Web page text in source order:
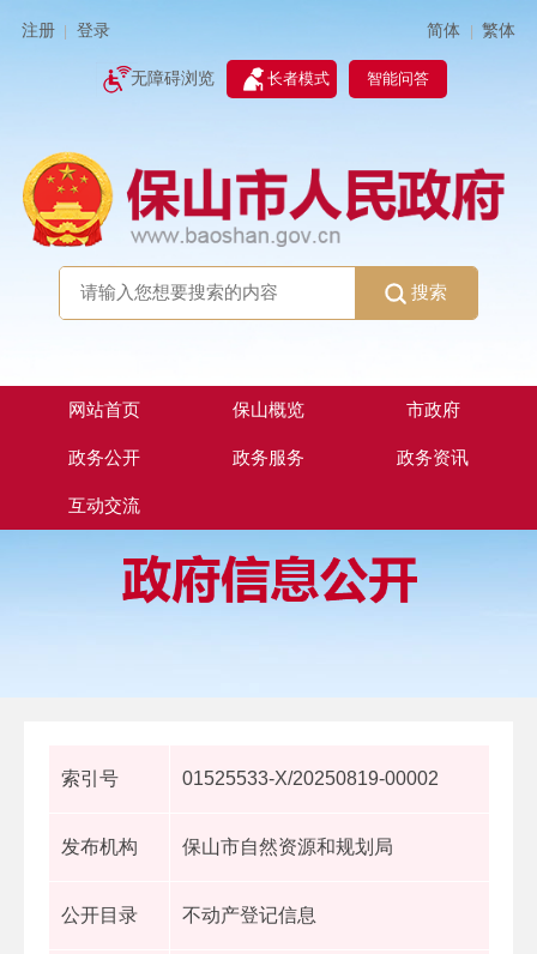
注册 登录 简体 | 繁体
无障碍浏览 长者模式 智能问答
搜索
网站首页 保山概览 市政府
政务公开 政务服务 政务资讯
互动交流
索引号 01525533-X/20250819-00002
发布机构 保山市自然资源和规划局
公开目录 不动产登记信息